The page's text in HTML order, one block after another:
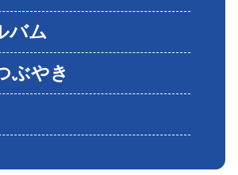
バム
ぶやき